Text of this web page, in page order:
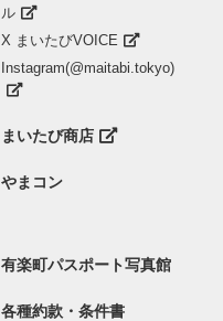
ル
X まいたびVOICE
Instagram(@maitabi.tokyo)
まいたび商店
やまコン
有楽町パスポート写真館
各種約款・条件書